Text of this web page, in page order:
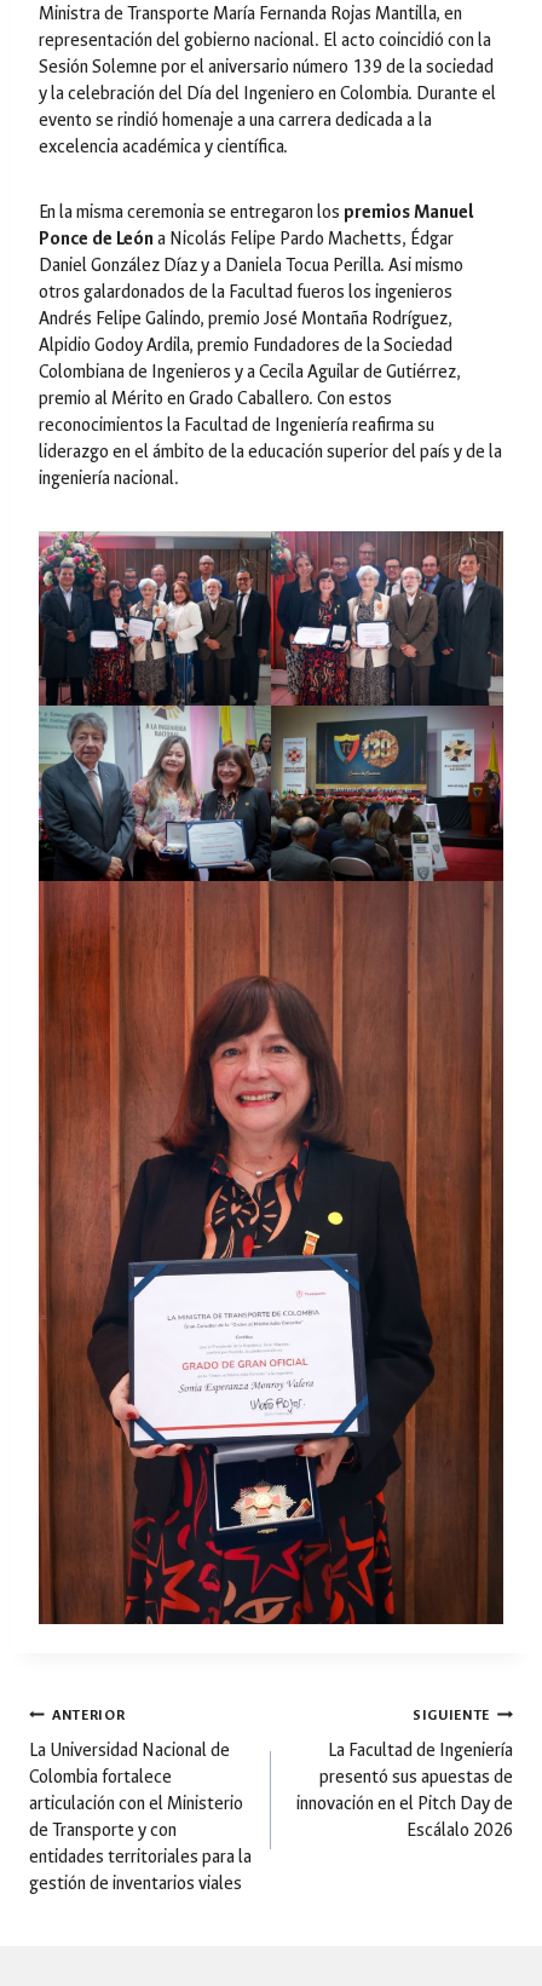
Ministra de Transporte María Fernanda Rojas Mantilla, en
representación del gobierno nacional. El acto coincidió con la
Sesión Solemne por el aniversario número 139 de la sociedad
y la celebración del Día del Ingeniero en Colombia. Durante el
evento se rindió homenaje a una carrera dedicada a la
excelencia académica y científica.
En la misma ceremonia se entregaron los premios Manuel
Ponce de León a Nicolás Felipe Pardo Machetts, Édgar
Daniel González Díaz y a Daniela Tocua Perilla. Asi mismo
otros galardonados de la Facultad fueros los ingenieros
Andrés Felipe Galindo, premio José Montaña Rodríguez,
Alpidio Godoy Ardila, premio Fundadores de la Sociedad
Colombiana de Ingenieros y a Cecila Aguilar de Gutiérrez,
premio al Mérito en Grado Caballero. Con estos
reconocimientos la Facultad de Ingeniería reafirma su
liderazgo en el ámbito de la educación superior del país y de la
ingeniería nacional.
Navegación
de
entradas
ANTERIOR
La Universidad Nacional de
Colombia fortalece
articulación con el Ministerio
de Transporte y con
entidades territoriales para la
gestión de inventarios viales
SIGUIENTE
La Facultad de Ingeniería
presentó sus apuestas de
innovación en el Pitch Day de
Escálalo 2026